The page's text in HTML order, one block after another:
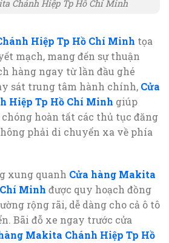
Chánh Hiệp Tp Hồ Chí Minh
Hiệp Tp Hồ Chí Minh tọa
mạch, mang đến sự thuận
hàng ngay từ lần đầu ghé
sát trung tâm hành chính, Cửa
Hiệp Tp Hồ Chí Minh giúp
hoàn tất các thủ tục đăng
phải di chuyển xa về phía
xung quanh Cửa hàng Makita
Minh được quy hoạch đồng
rộng rãi, dễ dàng cho cả ô tô
Bãi đỗ xe ngay trước cửa
Makita Chánh Hiệp Tp Hồ